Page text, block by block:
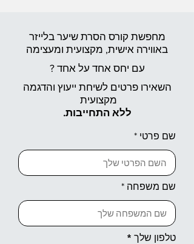
מחפשת קורס הסרת שיער בלייזר
באווירה אישית, מקצועית ומעצימה
עם יחס אחד על אחד ?
השאירו פרטים לשיחת ייעוץ והדגמה
מקצועית
ללא התחייבות.
שם פרטי
שם משפחה
טלפון שלך